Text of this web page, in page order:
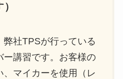
弊社TPSが行っている
ー講習です。お客様の
、マイカーを使用（レ